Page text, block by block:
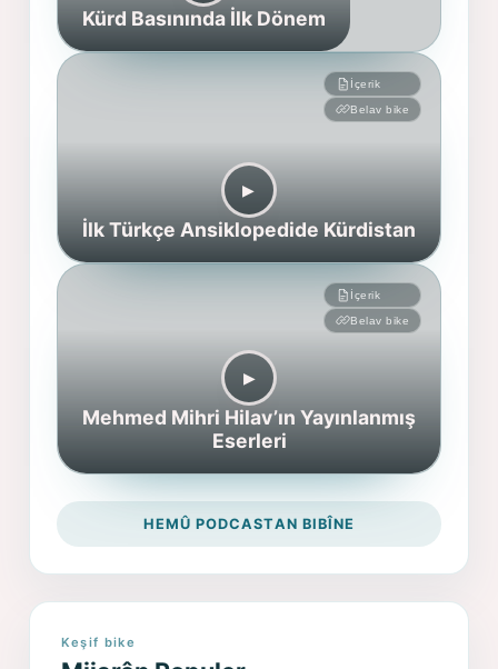
Kürd Basınında İlk Dönem
İçerik
Belav bike
▶︎
İlk Türkçe Ansiklopedide Kürdistan
İçerik
Belav bike
▶︎
Mehmed Mihri Hilav’ın Yayınlanmış
Eserleri
HEMÛ PODCASTAN BIBÎNE
Keşif bike